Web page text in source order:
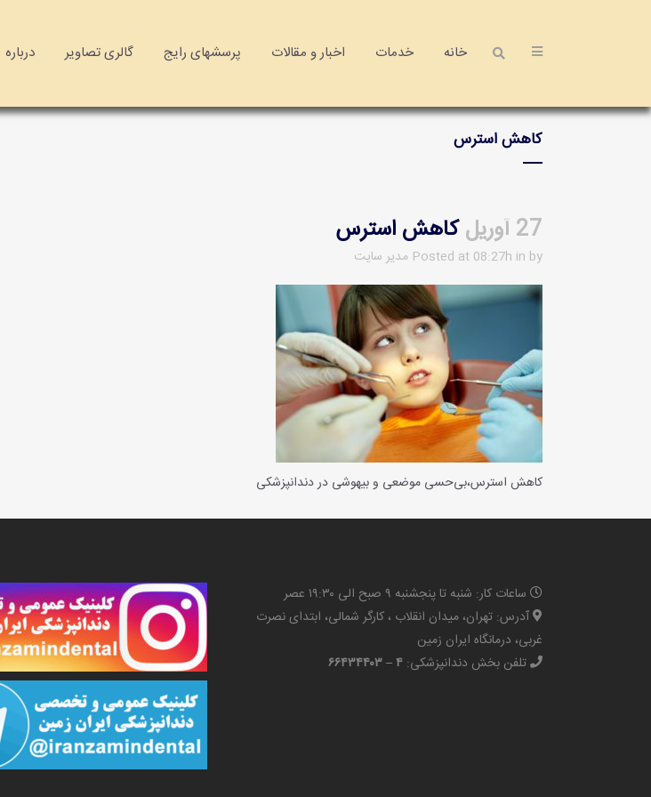
خانه خدمات اخبار و مقالات پرسشهای رایج گالری تصاویر درباره
کاهش استرس
27 آوریل کاهش استرس
Posted at 08:27h in by مدیر سایت
کاهش استرس،بی‌حسی موضعی و بیهوشی در دندانپزشکی
ساعات کار: شنبه تا پنجشنبه ۹ صبح الی ۱۹:۳۰ عصر
آدرس: تهران، میدان انقلاب ، کارگر شمالی، ابتدای نصرت
غربی، درمانگاه ایران زمین
تلفن بخش دندانپزشکی: ۴ – ۶۶۴۳۴۴۰۳